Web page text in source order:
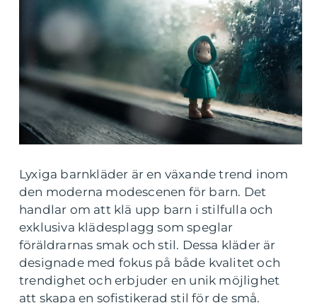
Lyxiga barnkläder är en växande trend inom
den moderna modescenen för barn. Det
handlar om att klä upp barn i stilfulla och
exklusiva klädesplagg som speglar
föräldrarnas smak och stil. Dessa kläder är
designade med fokus på både kvalitet och
trendighet och erbjuder en unik möjlighet
att skapa en sofistikerad stil för de små.